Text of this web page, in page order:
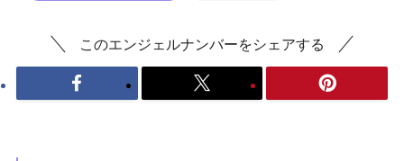
このエンジェルナンバーをシェアする